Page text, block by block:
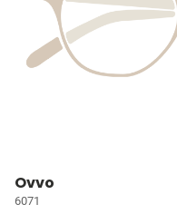
Ovvo
6071